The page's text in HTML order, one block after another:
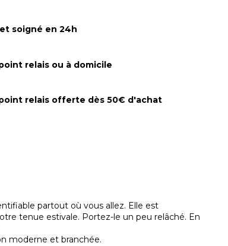
soigné en 24h
relais ou à domicile
relais offerte dès 50€ d'achat
partout où vous allez. Elle est
tenue estivale. Portez-le un peu relâché. En
moderne et branchée.